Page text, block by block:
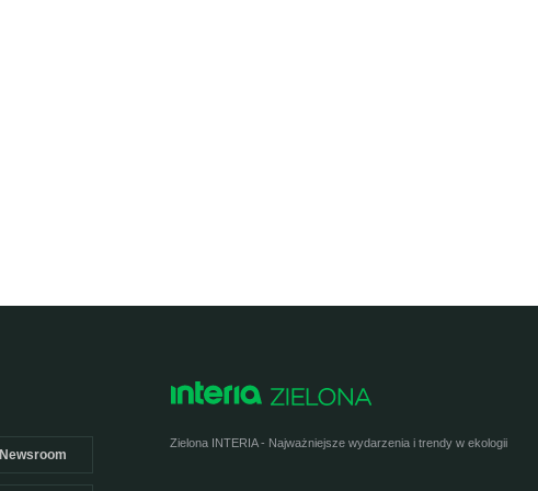
Newsroom
Zielona INTERIA - Najważniejsze wydarzenia i trendy w ekologii